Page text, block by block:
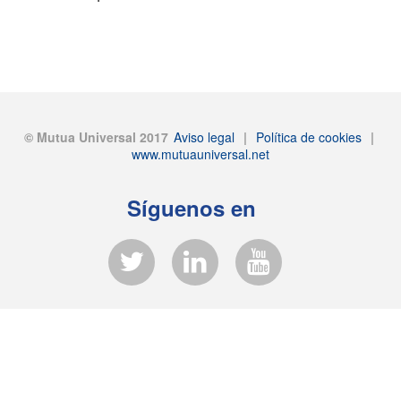
© Mutua Universal 2017 Aviso legal | Política de cookies |
www.mutuauniversal.net
Síguenos en